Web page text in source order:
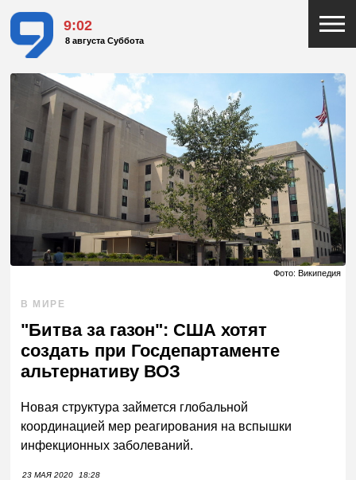
9:02
8 августа Суббота
Фото: Википедия
В МИРЕ
"Битва за газон": США хотят
создать при Госдепартаменте
альтернативу ВОЗ
Новая структура займется глобальной
координацией мер реагирования на вспышки
инфекционных заболеваний.
23 МАЯ 2020 18:28